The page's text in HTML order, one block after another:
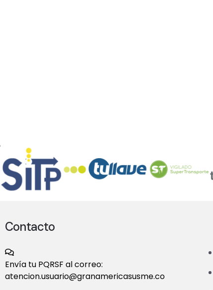
Contacto
Envía tu PQRSF al correo:
atencion.usuario@granamericasusme.co